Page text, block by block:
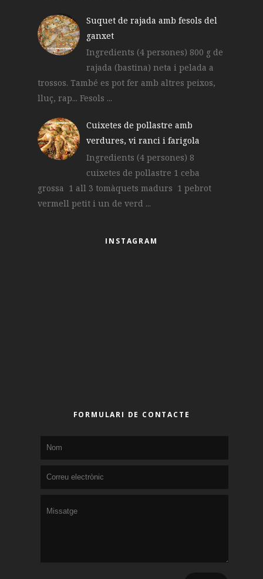
Suquet de rajada amb fesols del
ganxet
Ingredients (4 persones) 800 g de
rajada (bastina) neta i pelada a
trossos. També es pot fer amb altres peixos,
lluç, rap... Fesols ...
Cuixetes de pollastre amb
verdures, vi ranci i farigola
Ingredients (4 persones) 8
cuixetes de pollastre 1 ceba
grossa 1 all 3 tomàquets madurs 1 pebrot
vermell petit i un de verd ...
INSTAGRAM
FORMULARI DE CONTACTE